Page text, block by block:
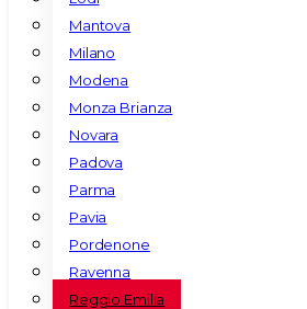
Mantova
Milano
Modena
Monza Brianza
Novara
Padova
Parma
Pavia
Pordenone
Ravenna
Reggio Emilia